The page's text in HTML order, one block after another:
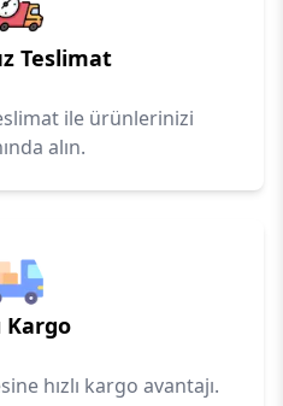
Teslimat
ile ürünlerinizi
alın.
Kargo
hızlı kargo avantajı.